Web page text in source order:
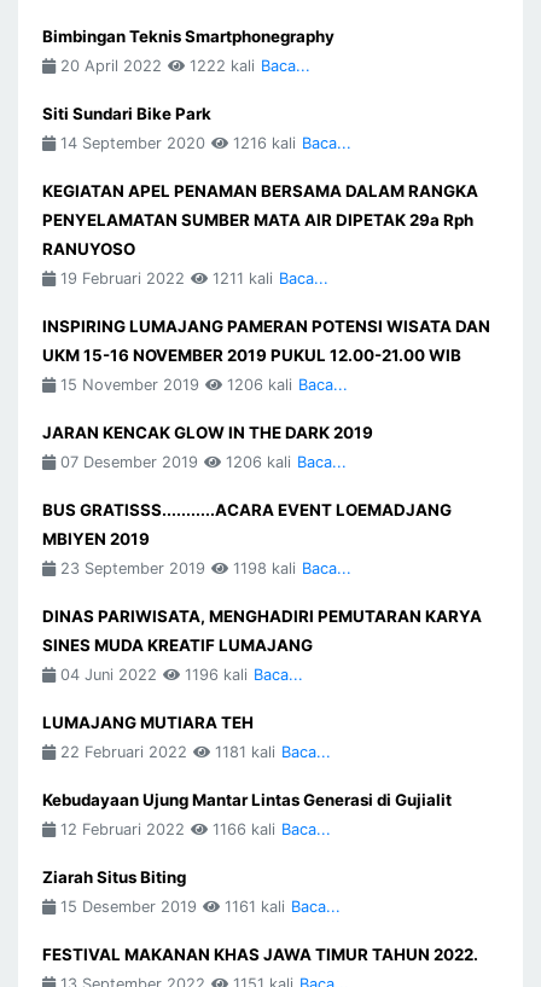
Bimbingan Teknis Smartphonegraphy
20 April 2022 1222 kali Baca...
Siti Sundari Bike Park
14 September 2020 1216 kali Baca...
KEGIATAN APEL PENAMAN BERSAMA DALAM RANGKA
PENYELAMATAN SUMBER MATA AIR DIPETAK 29a Rph
RANUYOSO
19 Februari 2022 1211 kali Baca...
INSPIRING LUMAJANG PAMERAN POTENSI WISATA DAN
UKM 15-16 NOVEMBER 2019 PUKUL 12.00-21.00 WIB
15 November 2019 1206 kali Baca...
JARAN KENCAK GLOW IN THE DARK 2019
07 Desember 2019 1206 kali Baca...
BUS GRATISSS...........ACARA EVENT LOEMADJANG
MBIYEN 2019
23 September 2019 1198 kali Baca...
DINAS PARIWISATA, MENGHADIRI PEMUTARAN KARYA
SINES MUDA KREATIF LUMAJANG
04 Juni 2022 1196 kali Baca...
LUMAJANG MUTIARA TEH
22 Februari 2022 1181 kali Baca...
Kebudayaan Ujung Mantar Lintas Generasi di Gujialit
12 Februari 2022 1166 kali Baca...
Ziarah Situs Biting
15 Desember 2019 1161 kali Baca...
FESTIVAL MAKANAN KHAS JAWA TIMUR TAHUN 2022.